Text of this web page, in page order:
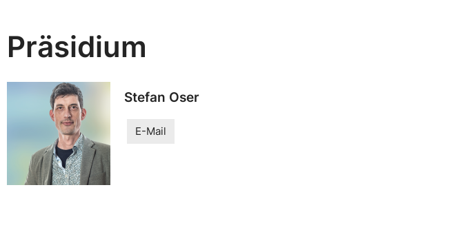
Präsidium
Stefan Oser
E-Mail